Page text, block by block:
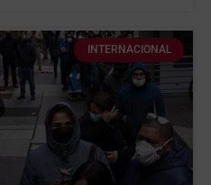
INTERNACIONAL